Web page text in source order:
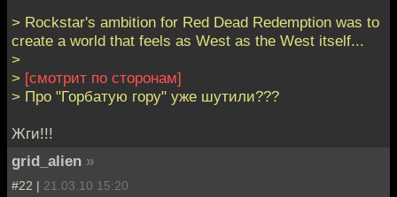
> Rockstar's ambition for Red Dead Redemption was to
create a world that feels as West as the West itself...
>
> [cмотрит по сторонам]
> Про "Горбатую гору" уже шутили???
Жги!!!
grid_alien »
#22 | 21.03.10 15:20